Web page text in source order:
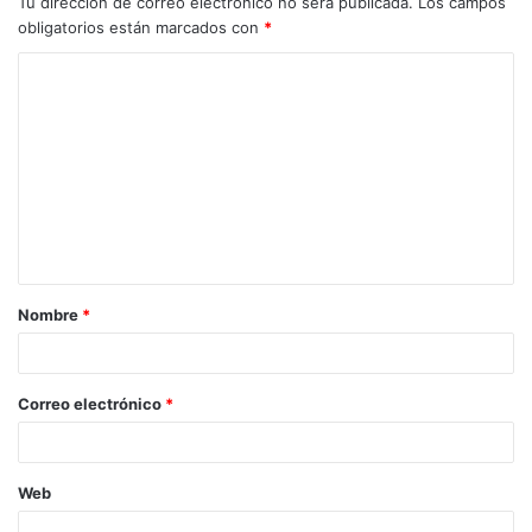
obligatorios están marcados con *
Nombre *
Correo electrónico *
Web